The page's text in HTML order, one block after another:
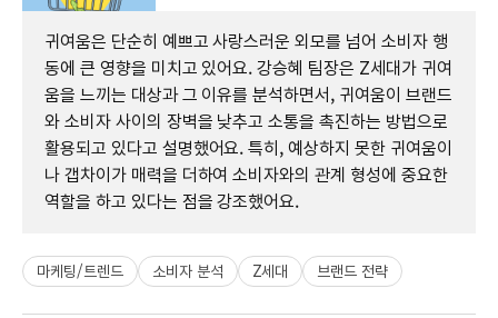
귀여움은 단순히 예쁘고 사랑스러운 외모를 넘어 소비자 행
동에 큰 영향을 미치고 있어요. 강승혜 팀장은 Z세대가 귀여
움을 느끼는 대상과 그 이유를 분석하면서, 귀여움이 브랜드
와 소비자 사이의 장벽을 낮추고 소통을 촉진하는 방법으로
활용되고 있다고 설명했어요. 특히, 예상하지 못한 귀여움이
나 갭차이가 매력을 더하여 소비자와의 관계 형성에 중요한
역할을 하고 있다는 점을 강조했어요.
마케팅/트렌드 소비자 분석 Z세대 브랜드 전략